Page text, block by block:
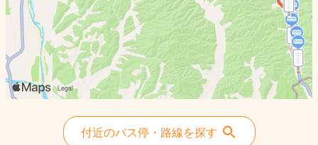
付近のバス停・路線を探す